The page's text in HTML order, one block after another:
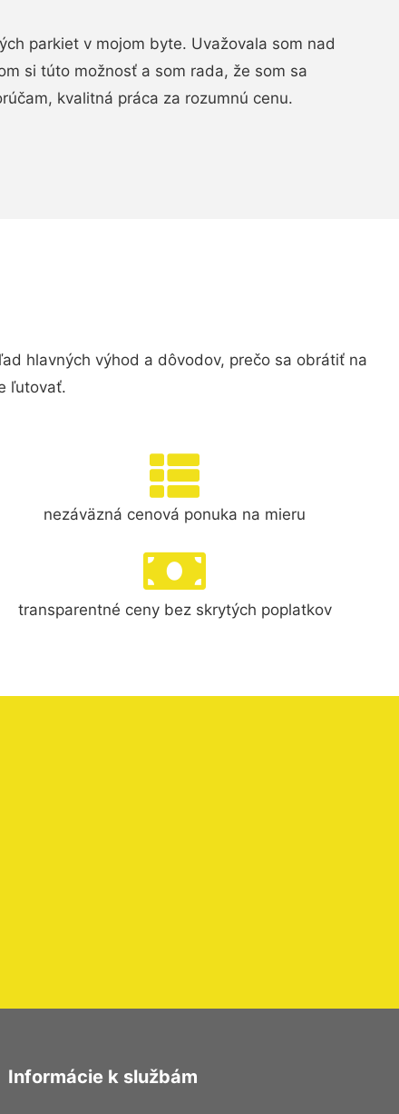
parkiet v mojom byte. Uvažovala som nad
si túto možnosť a som rada, že som sa
kvalitná práca za rozumnú cenu.
hlavných výhod a dôvodov, prečo sa obrátiť na
ľutovať.
nezáväzná cenová ponuka na mieru
transparentné ceny bez skrytých poplatkov
Informácie k službám